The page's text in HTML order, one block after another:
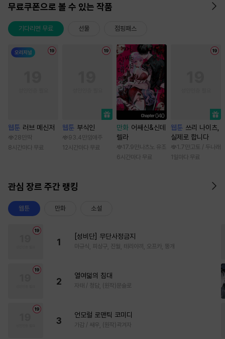
무료쿠폰으로 볼 수 있는 작품
기다리면 무료 선물 점핑패스
웹툰 러브 메신저
28만 딱
8시간마다 무료
웹툰 부식인
93.4만 임애주
12시간마다 무료
만화 어쌔신&신데
렐라
17.9만 나츠노 유조
6시간마다 무료
웹툰 쓰리 나이츠,
실제로 합니다
1.7만 고토 / 두나래
1일마다 무료
관심 장르 주간 랭킹
웹툰 만화 소설
1
[성비단] 무단사정금지
마규식, 피상구, 진월, 테리야끼, 오프카, 뚱개
2
열여덟의 침대
자태 / 청담, (원작)문슬로
3
언모럴 로맨틱 코미디
가감 / 쌔우, (원작)곽겨자